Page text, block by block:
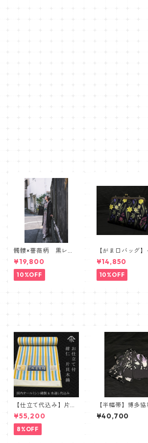
髑髏×薔薇柄 黒レー
ス羽織 髑髏 薔薇
スカル ローズ
¥19,800
10%OFF
【がま口バッグ】
リアジャガードボ
カル【ワイドサイ
¥14,850
10%OFF
【仕立て代込み】片貝
木綿 ストライプ 白
青黄
¥55,200
8%OFF
【半幅帯】博多協
物 リバーシブル
帯 紋小巾本袋
¥40,700